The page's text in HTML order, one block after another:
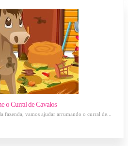
o Curral de Cavalos
fazenda, vamos ajudar arrumando o curral de...